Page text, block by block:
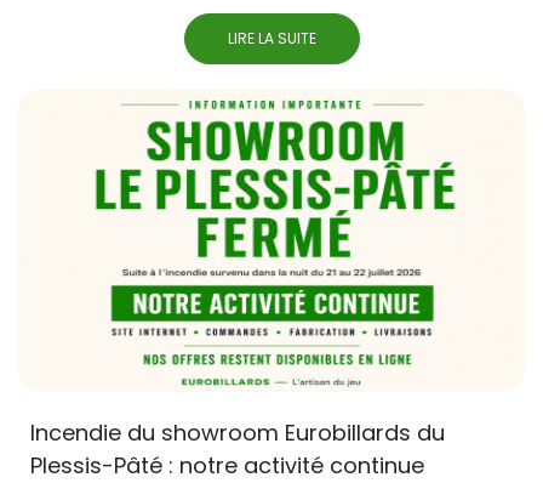
LIRE LA SUITE
Incendie du showroom Eurobillards du
Plessis-Pâté : notre activité continue